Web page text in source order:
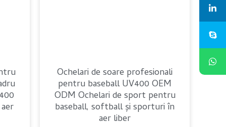
Ochelari de soare profesionali
pentru baseball UV400 OEM
ODM Ochelari de sport pentru
baseball, softball și sporturi în
aer liber